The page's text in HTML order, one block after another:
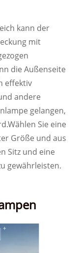
kann der
mit
die Außenseite
effektiv
andere
gelangen,
Sie eine
Größe und aus
Sitz und eine
gewährleisten.